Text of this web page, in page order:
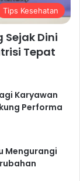
Tips Kesehatan
Dini
Tepat
Karyawan
Performa
Mengurangi